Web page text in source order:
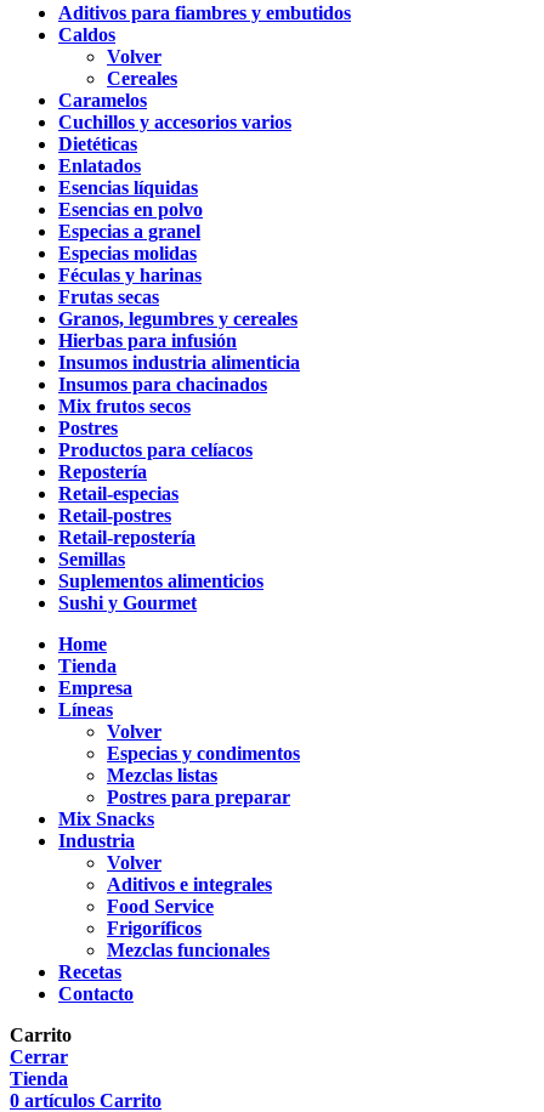
Aditivos para fiambres y embutidos
Caldos
Volver
Cereales
Caramelos
Cuchillos y accesorios varios
Dietéticas
Enlatados
Esencias líquidas
Esencias en polvo
Especias a granel
Especias molidas
Féculas y harinas
Frutas secas
Granos, legumbres y cereales
Hierbas para infusión
Insumos industria alimenticia
Insumos para chacinados
Mix frutos secos
Postres
Productos para celíacos
Repostería
Retail-especias
Retail-postres
Retail-repostería
Semillas
Suplementos alimenticios
Sushi y Gourmet
Home
Tienda
Empresa
Líneas
Volver
Especias y condimentos
Mezclas listas
Postres para preparar
Mix Snacks
Industria
Volver
Aditivos e integrales
Food Service
Frigoríficos
Mezclas funcionales
Recetas
Contacto
Carrito
Cerrar
Tienda
0 artículos Carrito